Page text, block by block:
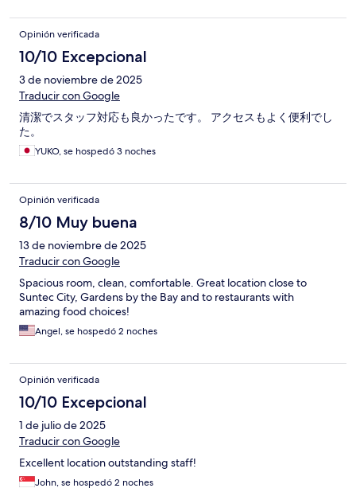
Opinión verificada
10/10 Excepcional
3 de noviembre de 2025
Traducir con Google
清潔でスタッフ対応も良かったです。 アクセスもよく便利でし
た。
YUKO, se hospedó 3 noches
Opinión verificada
8/10 Muy buena
13 de noviembre de 2025
Traducir con Google
Spacious room, clean, comfortable. Great location close to
Suntec City, Gardens by the Bay and to restaurants with
amazing food choices!
Angel, se hospedó 2 noches
Opinión verificada
10/10 Excepcional
1 de julio de 2025
Traducir con Google
Excellent location outstanding staff!
John, se hospedó 2 noches